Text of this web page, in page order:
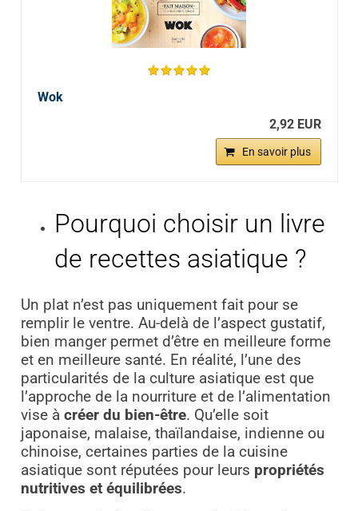
Wok
2,92 EUR
En savoir plus
Pourquoi choisir un livre
de recettes asiatique ?
Un plat n’est pas uniquement fait pour se
remplir le ventre. Au-delà de l’aspect gustatif,
bien manger permet d’être en meilleure forme
et en meilleure santé. En réalité, l’une des
particularités de la culture asiatique est que
l’approche de la nourriture et de l’alimentation
vise à créer du bien-être. Qu’elle soit
japonaise, malaise, thaïlandaise, indienne ou
chinoise, certaines parties de la cuisine
asiatique sont réputées pour leurs propriétés
nutritives et équilibrées.